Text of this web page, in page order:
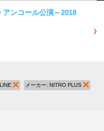
アンコール公演～2018
商品の削除
メーカー: NITRO PLUS